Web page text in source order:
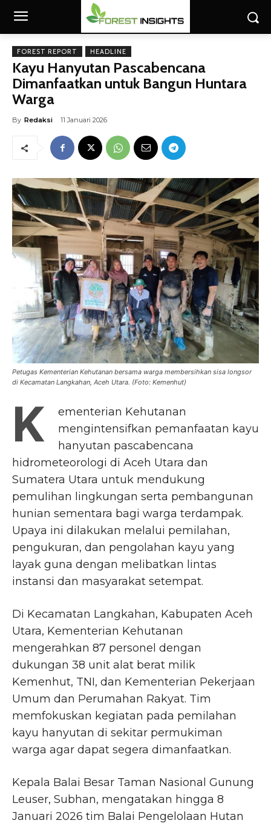
FOREST REPORT HEADLINE
Kayu Hanyutan Pascabencana
Dimanfaatkan untuk Bangun Huntara
Warga
By Redaksi 11 Januari 2026
Petugas Kementerian Kehutanan bersama warga membersihkan sisa longsor
di Kecamatan Langkahan, Aceh Utara. (Foto: Kemenhut)
K
ementerian Kehutanan
mengintensifkan pemanfaatan kayu
hanyutan pascabencana
hidrometeorologi di Aceh Utara dan
Sumatera Utara untuk mendukung
pemulihan lingkungan serta pembangunan
hunian sementara bagi warga terdampak.
Upaya ini dilakukan melalui pemilahan,
pengukuran, dan pengolahan kayu yang
layak guna dengan melibatkan lintas
instansi dan masyarakat setempat.
Di Kecamatan Langkahan, Kabupaten Aceh
Utara, Kementerian Kehutanan
mengerahkan 87 personel dengan
dukungan 38 unit alat berat milik
Kemenhut, TNI, dan Kementerian Pekerjaan
Umum dan Perumahan Rakyat. Tim
memfokuskan kegiatan pada pemilahan
kayu hanyutan di sekitar permukiman
warga agar dapat segera dimanfaatkan.
Kepala Balai Besar Taman Nasional Gunung
Leuser, Subhan, mengatakan hingga 8
Januari 2026 tim Balai Pengelolaan Hutan